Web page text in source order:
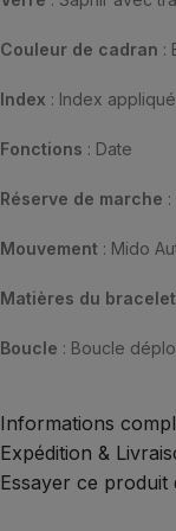
Couleur de cadran :
Index : Index
Fonctions : Date
Réserve de marche
Mouvement : Mido
Matières du bracelet
Boucle : Boucle
Informations
Expédition &
Essayer ce